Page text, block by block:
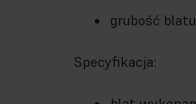
grubość
Specyfikacja: